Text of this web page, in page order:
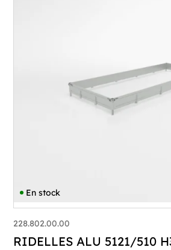
En stock
228.802.00.00
RIDELLES ALU 5121/510